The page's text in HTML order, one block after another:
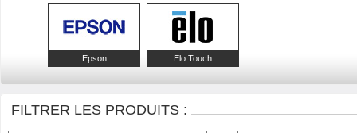
Epson Elo Touch
FILTRER LES PRODUITS :